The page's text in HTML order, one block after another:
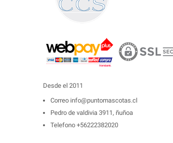
Desde el 2011
Correo info@puntomascotas.cl
Pedro de valdivia 3911, ñuñoa
Telefono +56222382020